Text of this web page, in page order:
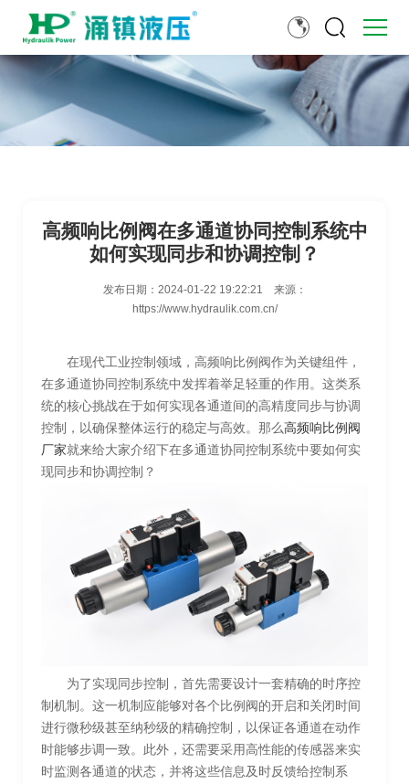
高频响比例阀在多通道协同控制系统中
如何实现同步和协调控制？
发布日期： 2024-01-22 19:22:21
来源：
https://www.hydraulik.com.cn/
在现代工业控制领域，高频响比例阀作为关键组件，
在多通道协同控制系统中发挥着举足轻重的作用。这类系
统的核心挑战在于如何实现各通道间的高精度同步与协调
控制，以确保整体运行的稳定与高效。那么高频响比例阀
厂家就来给大家介绍下在多通道协同控制系统中要如何实
现同步和协调控制？
为了实现同步控制，首先需要设计一套精确的时序控
制机制。这一机制应能够对各个比例阀的开启和关闭时间
进行微秒级甚至纳秒级的精确控制，以保证各通道在动作
时能够步调一致。此外，还需要采用高性能的传感器来实
时监测各通道的状态，并将这些信息及时反馈给控制系